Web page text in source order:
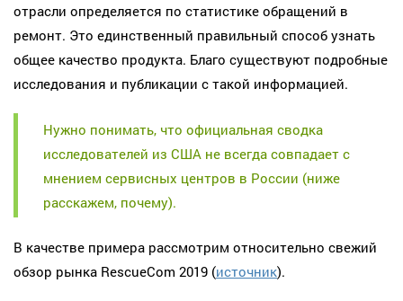
отрасли определяется по статистике обращений в
ремонт. Это единственный правильный способ узнать
общее качество продукта. Благо существуют подробные
исследования и публикации с такой информацией.
Нужно понимать, что официальная сводка
исследователей из США не всегда совпадает с
мнением сервисных центров в России (ниже
расскажем, почему).
В качестве примера рассмотрим относительно свежий
обзор рынка RescueCom 2019 (источник).